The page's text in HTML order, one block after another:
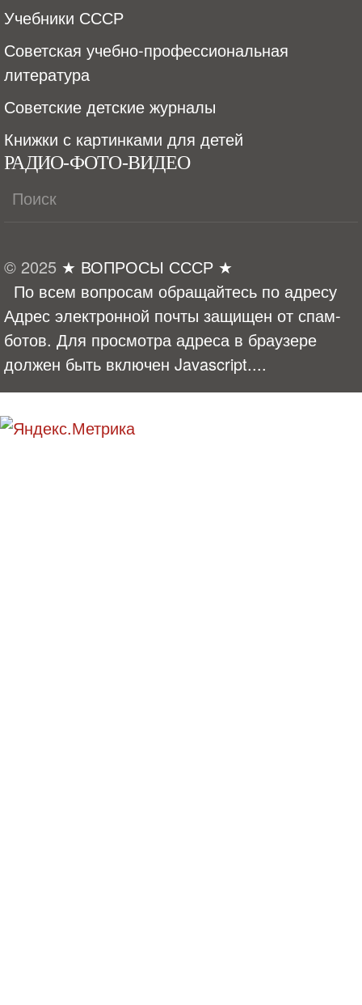
Учебники СССР
Советская учебно-профессиональная
литература
Советские детские журналы
Книжки с картинками для детей
РАДИО-ФОТО-ВИДЕО
© 2025 ★ ВОПРОСЫ СССР ★
По всем вопросам обращайтесь по адресу
Адрес электронной почты защищен от спам-
ботов. Для просмотра адреса в браузере
должен быть включен Javascript....